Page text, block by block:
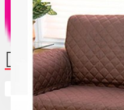
Кутията ви е празна